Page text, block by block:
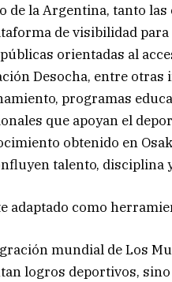
de la Argentina, tanto
de visibilidad
orientadas al
Desocha, entre otras
programas
que apoyan el
obtenido en
talento,
adaptado como
mundial de Los
logros deportivos,